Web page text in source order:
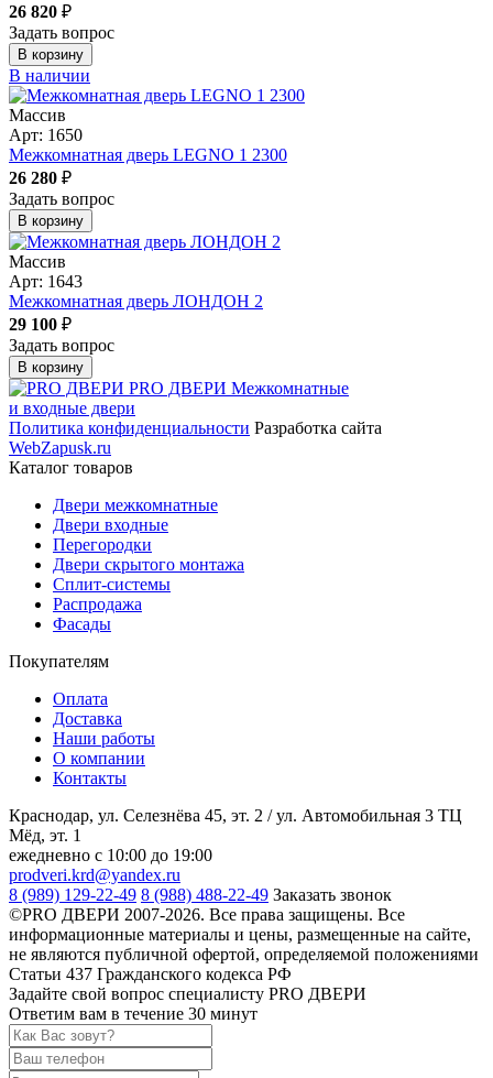
26 820 ₽
Задать вопрос
В корзину
В наличии
Массив
Арт: 1650
Межкомнатная дверь LEGNO 1 2300
26 280 ₽
Задать вопрос
В корзину
Массив
Арт: 1643
Межкомнатная дверь ЛОНДОН 2
29 100 ₽
Задать вопрос
В корзину
PRO ДВЕРИ Межкомнатные
и входные двери
Политика конфиденциальности Разработка сайта
WebZapusk.ru
Каталог товаров
Двери межкомнатные
Двери входные
Перегородки
Двери скрытого монтажа
Сплит-системы
Распродажа
Фасады
Покупателям
Оплата
Доставка
Наши работы
О компании
Контакты
Краснодар, ул. Селезнёва 45, эт. 2 / ул. Автомобильная 3 ТЦ
Мёд, эт. 1
ежедневно с 10:00 до 19:00
prodveri.krd@yandex.ru
8 (989) 129-22-49 8 (988) 488-22-49 Заказать звонок
©PRO ДВЕРИ 2007-2026. Все права защищены. Все
информационные материалы и цены, размещенные на сайте,
не являются публичной офертой, определяемой положениями
Статьи 437 Гражданского кодекса РФ
Задайте свой вопрос специалисту PRO ДВЕРИ
Ответим вам в течение 30 минут